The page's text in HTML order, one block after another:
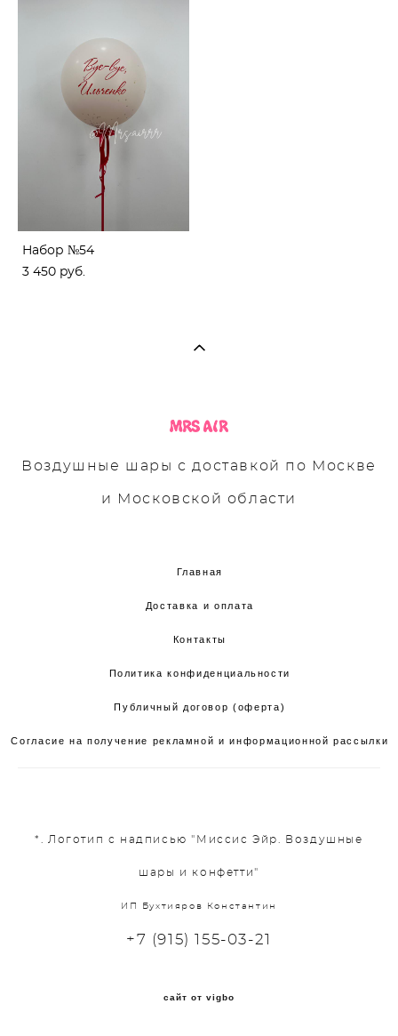
Набор №54
3 450 pуб.
Воздушные шары с доставкой по Москве
и Московской области
Главная
Доставка и оплата
Контакты
Политика конфиденциальности
Публичный договор (оферта)
Согласие на получение рекламной и информационной рассылки
*. Логотип с надписью "Миссис Эйр. Воздушные
шары и конфетти"
ИП Бухтияров Константин
+7 (915) 155-03-21
сайт от vigbo